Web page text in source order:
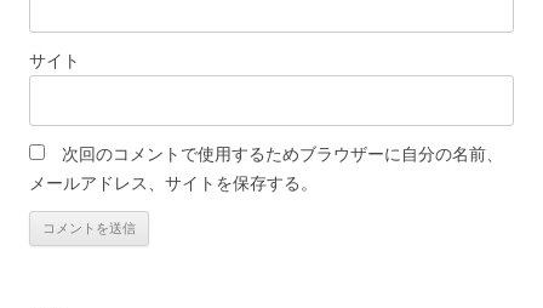
サイト
次回のコメントで使用するためブラウザーに自分の名前、
メールアドレス、サイトを保存する。